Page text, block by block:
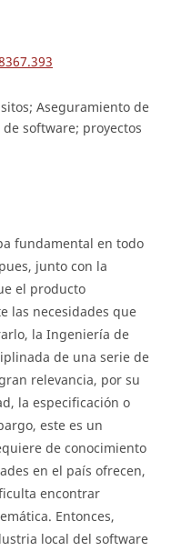
Aseguramiento de
software; proyectos
fundamental en todo
junto con la
el producto
las necesidades que
la Ingeniería de
de una serie de
relevancia, por su
la especificación o
este es un
de conocimiento
en el país ofrecen,
encontrar
Entonces,
local del software